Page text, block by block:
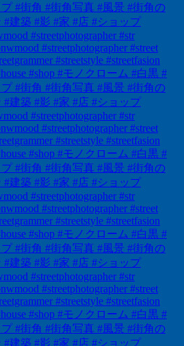
#streetphotographer #str
#streetphotographer #str
#streetphotographer #str
#streetphotographer #str